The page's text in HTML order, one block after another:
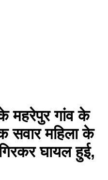
महरेपुर गांव के
सवार महिला के
घायल हुई,